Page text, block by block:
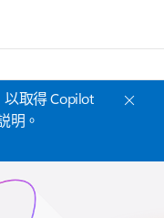
以取得 Copilot
明。